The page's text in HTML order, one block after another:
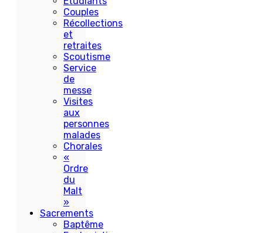
Couples
Récollections
et
retraites
Scoutisme
Service
de
messe
Visites
aux
personnes
malades
Chorales
«
Ordre
du
Malt
»
Sacrements
Baptême